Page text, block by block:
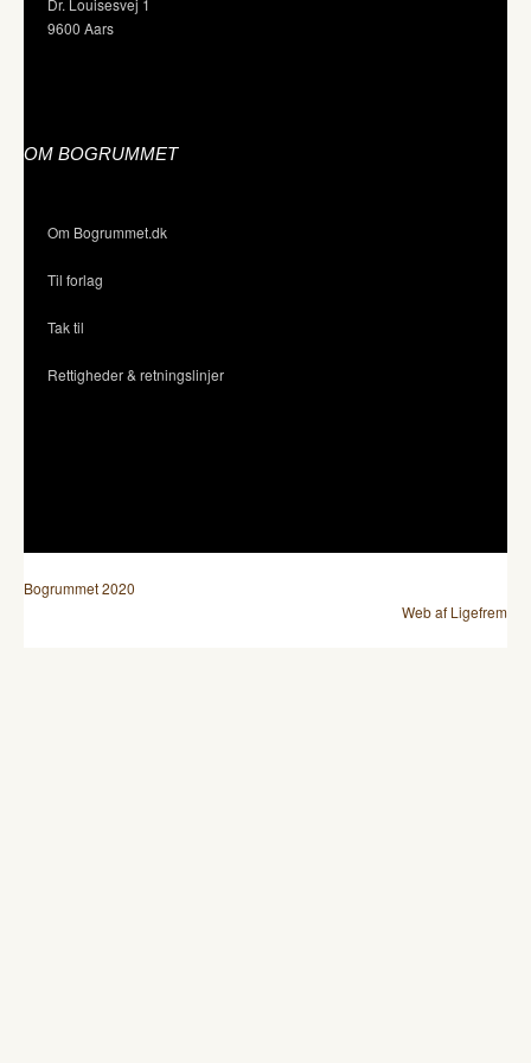
Dr. Louisesvej 1
9600 Aars
OM BOGRUMMET
Om Bogrummet.dk
Til forlag
Tak til
Rettigheder & retningslinjer
Bogrummet 2020
Web af Ligefrem